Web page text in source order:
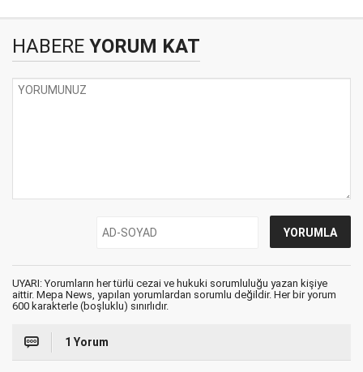
HABERE YORUM KAT
UYARI: Yorumların her türlü cezai ve hukuki sorumluluğu yazan kişiye
aittir. Mepa News, yapılan yorumlardan sorumlu değildir. Her bir yorum
600 karakterle (boşluklu) sınırlıdır.
1 Yorum